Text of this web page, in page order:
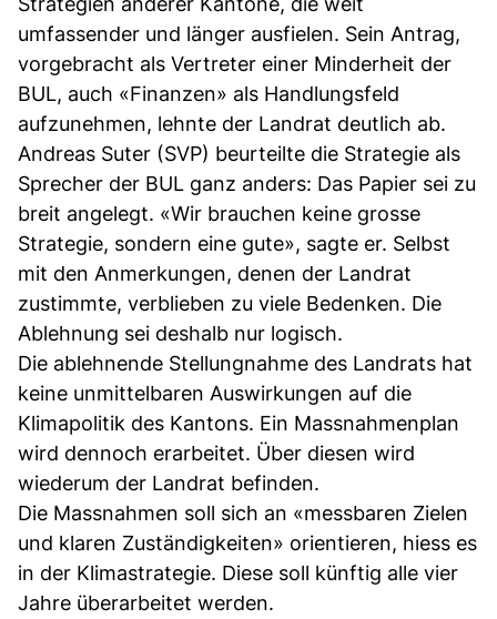
umfassender und länger ausfielen. Sein Antrag,
vorgebracht als Vertreter einer Minderheit der
BUL, auch «Finanzen» als Handlungsfeld
aufzunehmen, lehnte der Landrat deutlich ab.
Andreas Suter (SVP) beurteilte die Strategie als
Sprecher der BUL ganz anders: Das Papier sei zu
breit angelegt. «Wir brauchen keine grosse
Strategie, sondern eine gute», sagte er. Selbst
mit den Anmerkungen, denen der Landrat
zustimmte, verblieben zu viele Bedenken. Die
Ablehnung sei deshalb nur logisch.
Die ablehnende Stellungnahme des Landrats hat
keine unmittelbaren Auswirkungen auf die
Klimapolitik des Kantons. Ein Massnahmenplan
wird dennoch erarbeitet. Über diesen wird
wiederum der Landrat befinden.
Die Massnahmen soll sich an «messbaren Zielen
und klaren Zuständigkeiten» orientieren, hiess es
in der Klimastrategie. Diese soll künftig alle vier
Jahre überarbeitet werden.